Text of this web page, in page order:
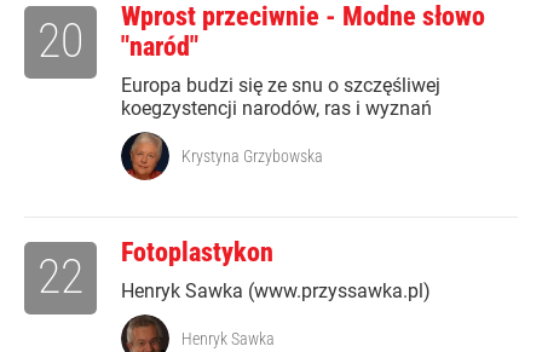
Wprost przeciwnie - Modne słowo
"naród"
Europa budzi się ze snu o szczęśliwej
koegzystencji narodów, ras i wyznań
20
Krystyna Grzybowska
Fotoplastykon
Henryk Sawka (www.przyssawka.pl)
22
Henryk Sawka